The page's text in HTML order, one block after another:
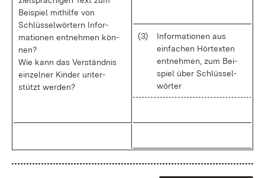
Bei­spiel mit­hil­fe von
Schlüs­sel­wör­tern In­for­
ma­tio­nen ent­neh­men kön­
nen?
Wie kann das Ver­ständ­nis
ein­zel­ner Kin­der un­ter­
stützt wer­den?
(3)
In­for­ma­tio­nen aus
ein­fa­chen Hör­tex­ten
ent­neh­men, zum Bei­
spiel über Schlüs­sel­
wör­ter